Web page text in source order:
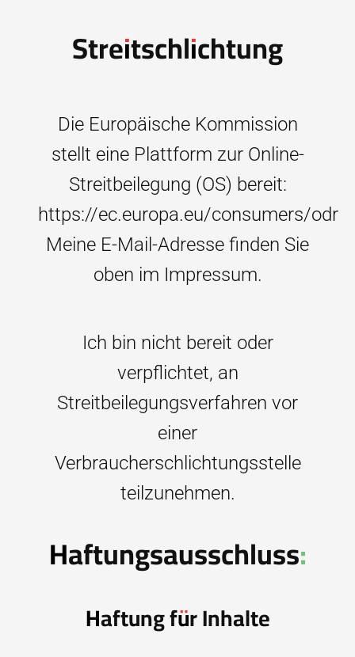
Streitschlichtung
Die Europäische Kommission
stellt eine Plattform zur Online-
Streitbeilegung (OS) bereit:
https://ec.europa.eu/consumers/odr
Meine E-Mail-Adresse finden Sie
oben im Impressum.
Ich bin nicht bereit oder
verpflichtet, an
Streitbeilegungsverfahren vor
einer
Verbraucherschlichtungsstelle
teilzunehmen.
Haftungsausschluss:
Haftung für Inhalte